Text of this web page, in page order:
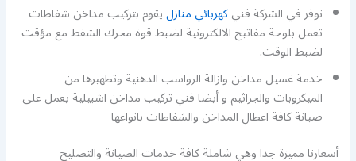
نوفر في الشركة فنيكهربائي منازليقوم بتركيب مداخن شفاطات
تعمل بلوحة مفاتيح الالكترونية لضبط قوة محرك الشفط مع مؤقت
لضبط الوقت.
خدمة غسيل مداخن وازالة الرواسب الدهنية وتطهيرها من
الميكروبات والجراثيم و أيضا فني تركيب مداخن اشبيلية يعمل على
صيانة كافة اعطال المداخن والشفاطات بانواعها
أسعارنا مميزة جدا وهي شاملة كافة خدمات الصيانة والتصليح